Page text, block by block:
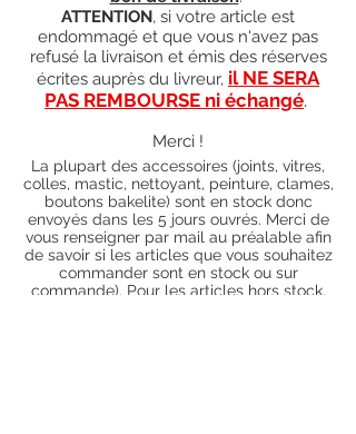
ATTENTION, si votre article est
endommagé et que vous n'avez pas
refusé la livraison et émis des réserves
écrites auprès du livreur, il NE SERA
PAS REMBOURSE ni échangé.
Merci !
La plupart des accessoires (joints, vitres,
colles, mastic, nettoyant, peinture, clames,
boutons bakelite) sont en stock donc
envoyés dans les 5 jours ouvrés. Merci de
vous renseigner par mail au préalable afin
de savoir si les articles que vous souhaitez
commander sont en stock ou sur
commande). Pour les articles hors stock,